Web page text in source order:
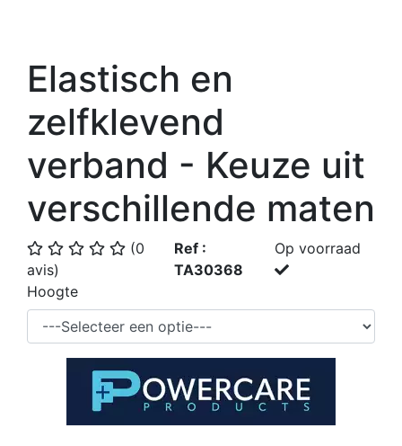
Elastisch en
zelfklevend
verband - Keuze uit
verschillende maten
(0
avis)
Ref :
TA30368
Op voorraad
Hoogte